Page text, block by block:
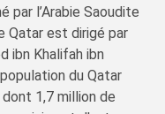
par l’Arabie Saoudite
Qatar est dirigé par
ibn Khalifah ibn
du Qatar
1,7 million de